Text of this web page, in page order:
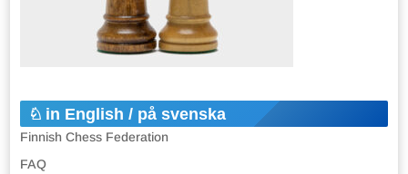
in English / på svenska
Finnish Chess Federation
FAQ